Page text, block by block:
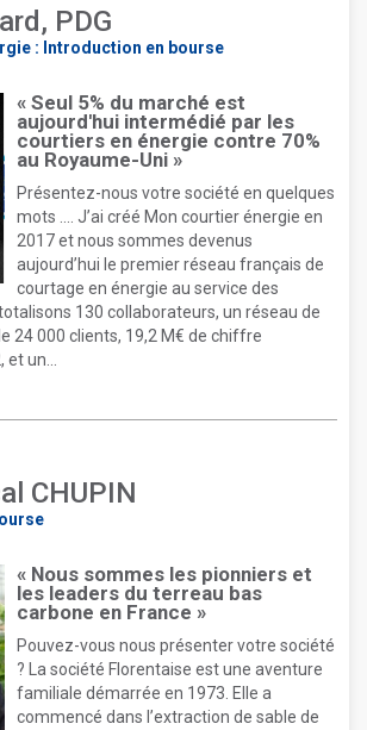
PDG
: Introduction en bourse
« Seul 5% du marché est
aujourd'hui intermédié par les
courtiers en énergie contre 70%
au Royaume-Uni »
Présentez-nous votre société en quelques
mots …. J’ai créé Mon courtier énergie en
2017 et nous sommes devenus
aujourd’hui le premier réseau français de
courtage en énergie au service des
130 collaborateurs, un réseau de
24 000 clients, 19,2 M€ de chiffre
un...
CHUPIN
« Nous sommes les pionniers et
les leaders du terreau bas
carbone en France »
Pouvez-vous nous présenter votre société
? La société Florentaise est une aventure
familiale démarrée en 1973. Elle a
commencé dans l’extraction de sable de